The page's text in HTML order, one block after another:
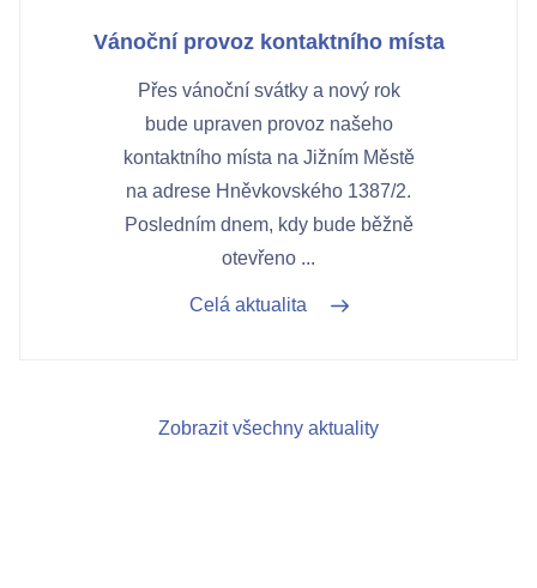
Vánoční provoz kontaktního místa
Přes vánoční svátky a nový rok
bude upraven provoz našeho
kontaktního místa na Jižním Městě
na adrese Hněvkovského 1387/2.
Posledním dnem, kdy bude běžně
otevřeno ...
Celá aktualita
Zobrazit všechny aktuality